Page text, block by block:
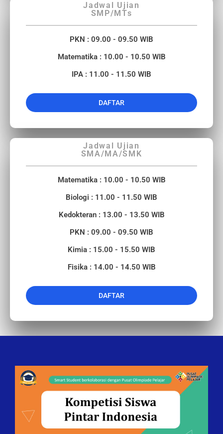
Jadwal Ujian
SMP/MTs
PKN : 09.00 - 09.50 WIB
Matematika : 10.00 - 10.50 WIB
IPA : 11.00 - 11.50 WIB
DAFTAR
Jadwal Ujian
SMA/MA/SMK
Matematika : 10.00 - 10.50 WIB
Biologi : 11.00 - 11.50 WIB
Kedokteran : 13.00 - 13.50 WIB
PKN : 09.00 - 09.50 WIB
Kimia : 15.00 - 15.50 WIB
Fisika : 14.00 - 14.50 WIB
DAFTAR